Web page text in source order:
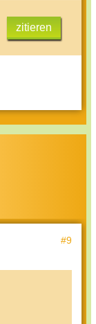
zitieren
#9